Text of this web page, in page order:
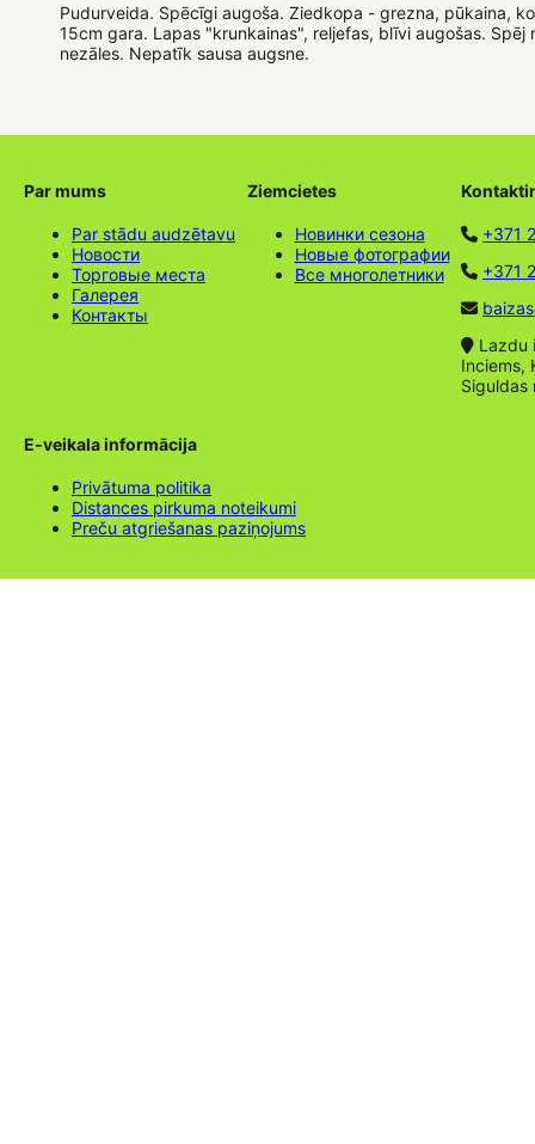
Pudurveida. Spēcīgi augoša. Ziedkopa - grezna, pūkaina,
15cm gara. Lapas "krunkainas", reljefas, blīvi augošas. Spēj
nezāles. Nepatīk sausa augsne.
Par mums
Par stādu audzētavu
Новости
Торговые места
Галерея
Контакты
Ziemcietes
Новинки сезона
Новые фотографии
Все многолетники
+371
+371
Lazdu
Inciems,
Siguldas
E-veikala informācija
Privātuma politika
Distances pirkuma noteikumi
Preču atgriešanas paziņojums